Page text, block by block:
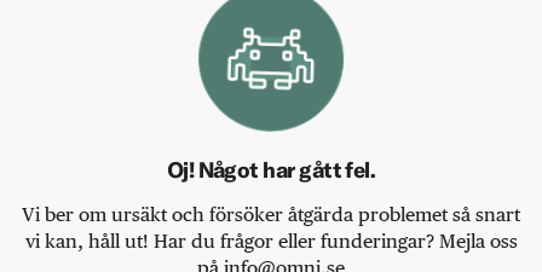
Oj! Något har gått fel.
Vi ber om ursäkt och försöker åtgärda problemet så snart
vi kan, håll ut! Har du frågor eller funderingar? Mejla oss